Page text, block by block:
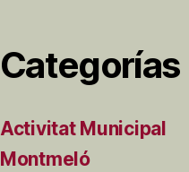
Categorías
Activitat Municipal
Montmeló